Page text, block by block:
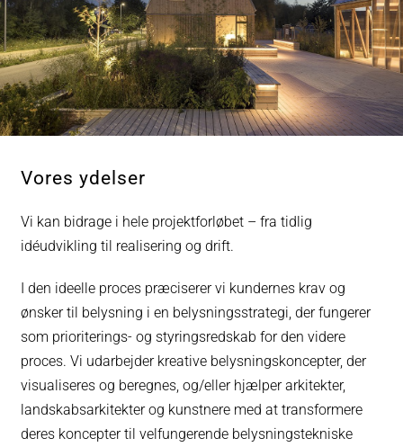
Vores ydelser
Vi kan bidrage i hele projektforløbet – fra tidlig
idéudvikling til realisering og drift.
I den ideelle proces præciserer vi kundernes krav og
ønsker til belysning i en belysningsstrategi, der fungerer
som prioriterings- og styringsredskab for den videre
proces. Vi udarbejder kreative belysningskoncepter, der
visualiseres og beregnes, og/eller hjælper arkitekter,
landskabsarkitekter og kunstnere med at transformere
deres koncepter til velfungerende belysningstekniske